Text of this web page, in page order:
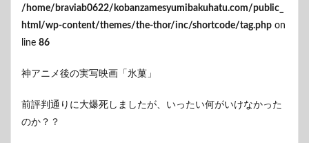
/home/braviab0622/kobanzamesyumibakuhatu.com/public_
html/wp-content/themes/the-thor/inc/shortcode/tag.php on
line 86
神アニメ後の実写映画「氷菓」
前評判通りに大爆死しましたが、いったい何がいけなかった
のか？？